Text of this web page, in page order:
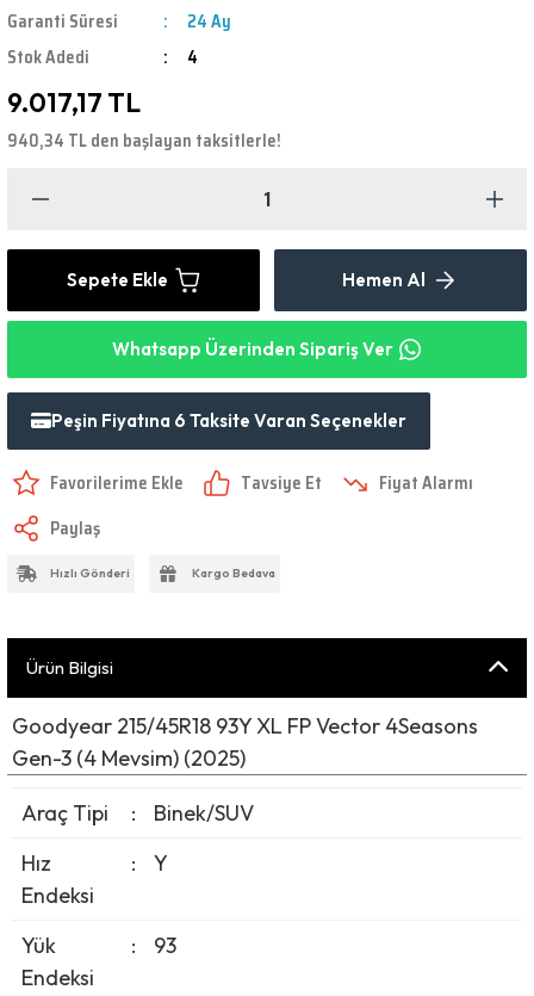
Garanti Süresi
24 Ay
Stok Adedi
4
9.017,17 TL
940,34 TL den başlayan taksitlerle!
Sepete Ekle Hemen Al
Whatsapp Üzerinden Sipariş Ver
Peşin Fiyatına 6 Taksite Varan Seçenekler
Tavsiye Et
Fiyat Alarmı
Paylaş
Hızlı Gönderi Kargo Bedava
Ürün Bilgisi
Goodyear 215/45R18 93Y XL FP Vector 4Seasons
Gen-3 (4 Mevsim) (2025)
Araç Tipi
:
Binek/SUV
Hız
Endeksi
: Y
Yük
Endeksi
: 93